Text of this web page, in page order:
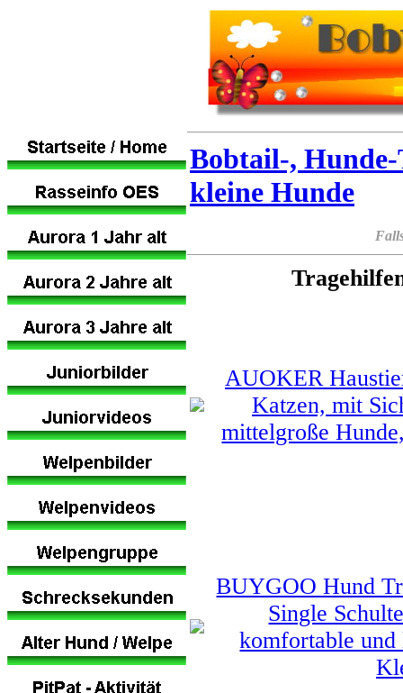
Bobtail-,
kleine Hunde
AUOKER
Katzen, mit
mittelgroße
BUYGOO Hund
Single
komfortable und